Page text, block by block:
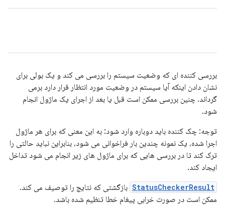
بررسی کننده ای که وضعیت سیستم را بررسی می کند و یک بولی برای
نشان دادن اینکه آیا سیستم در وضعیت مورد انتظار قرار دارد برمی
گرداند. چنین بررسی ممکن است قبل یا بعد از اجرای یک ماژول انجام
شود.
توجه: چک کننده باید دوباره وارد شود: به این معنی که برای هر ماژول
اجرا شده، یک نمونه چندین بار فراخوانی می شود، بنابراین نباید حالتی را
ترک کند تا در بررسی هایی که برای ماژول های زیر انجام می شود تداخل
ایجاد کند.
StatusCheckerResult بازگشتی که نتایج را توصیف می کند.
ممکن است در صورت خرابی پیغام خطا تنظیم شده باشد.